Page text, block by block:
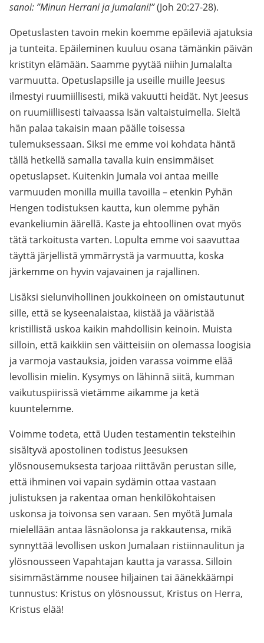
sanoi: ”Minun Herrani ja Jumalani!”(Joh 20:27-28).
Opetuslasten tavoin mekin koemme epäileviä ajatuksia
ja tunteita. Epäileminen kuuluu osana tämänkin päivän
kristityn elämään. Saamme pyytää niihin Jumalalta
varmuutta. Opetuslapsille ja useille muille Jeesus
ilmestyi ruumiillisesti, mikä vakuutti heidät. Nyt Jeesus
on ruumiillisesti taivaassa Isän valtaistuimella. Sieltä
hän palaa takaisin maan päälle toisessa
tulemuksessaan. Siksi me emme voi kohdata häntä
tällä hetkellä samalla tavalla kuin ensimmäiset
opetuslapset. Kuitenkin Jumala voi antaa meille
varmuuden monilla muilla tavoilla – etenkin Pyhän
Hengen todistuksen kautta, kun olemme pyhän
evankeliumin äärellä. Kaste ja ehtoollinen ovat myös
tätä tarkoitusta varten. Lopulta emme voi saavuttaa
täyttä järjellistä ymmärrystä ja varmuutta, koska
järkemme on hyvin vajavainen ja rajallinen.
Lisäksi sielunvihollinen joukkoineen on omistautunut
sille, että se kyseenalaistaa, kiistää ja vääristää
kristillistä uskoa kaikin mahdollisin keinoin. Muista
silloin, että kaikkiin sen väitteisiin on olemassa loogisia
ja varmoja vastauksia, joiden varassa voimme elää
levollisin mielin. Kysymys on lähinnä siitä, kumman
vaikutuspiirissä vietämme aikamme ja ketä
kuuntelemme.
Voimme todeta, että Uuden testamentin teksteihin
sisältyvä apostolinen todistus Jeesuksen
ylösnousemuksesta tarjoaa riittävän perustan sille,
että ihminen voi vapain sydämin ottaa vastaan
julistuksen ja rakentaa oman henkilökohtaisen
uskonsa ja toivonsa sen varaan. Sen myötä Jumala
mielellään antaa läsnäolonsa ja rakkautensa, mikä
synnyttää levollisen uskon Jumalaan ristiinnaulitun ja
ylösnousseen Vapahtajan kautta ja varassa. Silloin
sisimmästämme nousee hiljainen tai äänekkäämpi
tunnustus: Kristus on ylösnoussut, Kristus on Herra,
Kristus elää!